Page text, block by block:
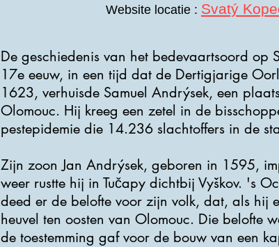
Website locatie : Svatý
De geschiedenis van het bedevaartsoord
17e eeuw, in een tijd dat de Dertigjarige
1623, verhuisde Samuel Andrýsek, een
Olomouc. Hij kreeg een zetel in de
pestepidemie die 14.236 slachtoffers in de
Zijn zoon Jan Andrýsek, geboren in 1595,
weer rustte hij in Tučapy dichtbij Vyškov. 's
deed er de belofte voor zijn volk, dat, als hij
heuvel ten oosten van Olomouc. Die belofte
de toestemming gaf voor de bouw van een